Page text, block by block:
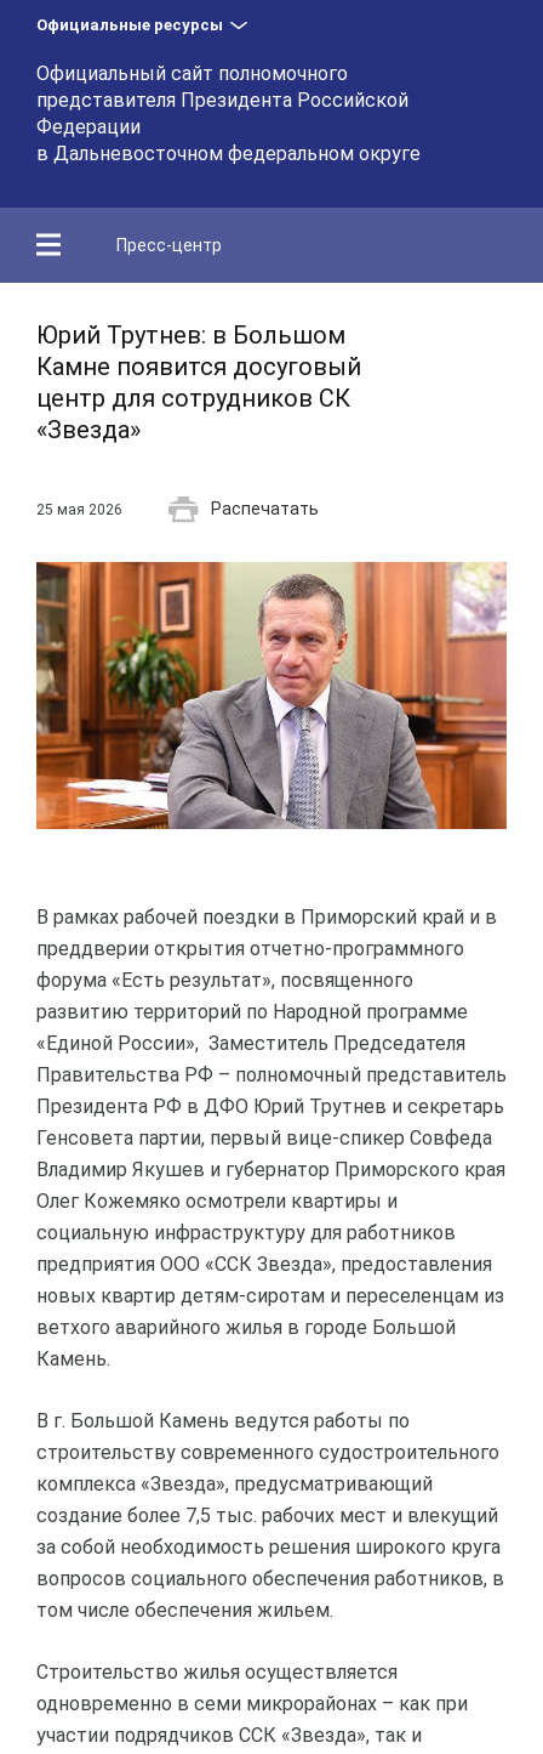
Официальные ресурсы
Официальный сайт полномочного
представителя Президента Российской
Федерации
в Дальневосточном федеральном округе
Пресс-центр
Юрий Трутнев: в Большом
Камне появится досуговый
центр для сотрудников СК
«Звезда»
25 мая 2026 Распечатать
В рамках рабочей поездки в Приморский край и в
преддверии открытия отчетно-программного
форума «Есть результат», посвященного
развитию территорий по Народной программе
«Единой России», Заместитель Председателя
Правительства РФ – полномочный представитель
Президента РФ в ДФО Юрий Трутнев и секретарь
Генсовета партии, первый вице-спикер Совфеда
Владимир Якушев и губернатор Приморского края
Олег Кожемяко осмотрели квартиры и
социальную инфраструктуру для работников
предприятия ООО «ССК Звезда», предоставления
новых квартир детям-сиротам и переселенцам из
ветхого аварийного жилья в городе Большой
Камень.
В г. Большой Камень ведутся работы по
строительству современного судостроительного
комплекса «Звезда», предусматривающий
создание более 7,5 тыс. рабочих мест и влекущий
за собой необходимость решения широкого круга
вопросов социального обеспечения работников, в
том числе обеспечения жильем.
Строительство жилья осуществляется
одновременно в семи микрорайонах – как при
участии подрядчиков ССК «Звезда», так и